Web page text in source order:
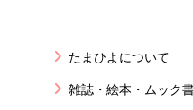
たまひよについて
雑誌・絵本・ムック